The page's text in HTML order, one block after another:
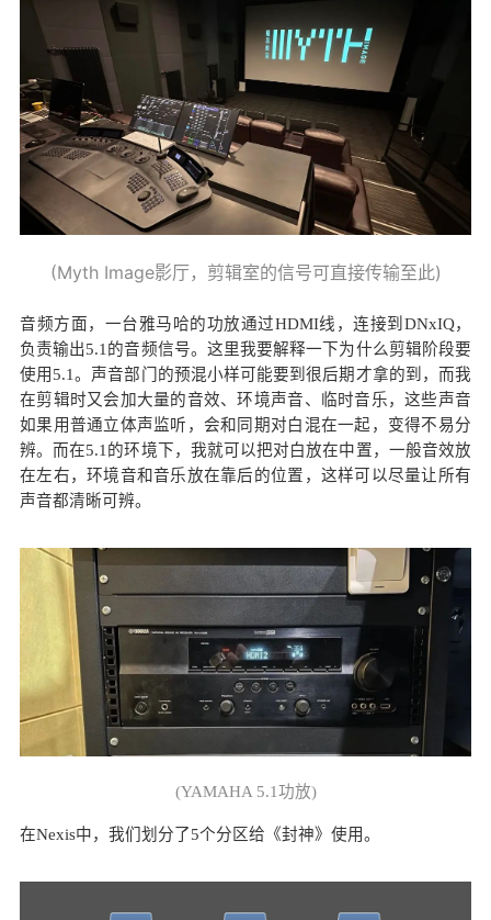
(Myth Image影厅，剪辑室的信号可直接传输至此)
音频方面，一台雅马哈的功放通过HDMI线，连接到DNxIQ，
负责输出5.1的音频信号。这里我要解释一下为什么剪辑阶段要
使用5.1。声音部门的预混小样可能要到很后期才拿的到，而我
在剪辑时又会加大量的音效、环境声音、临时音乐，这些声音
如果用普通立体声监听，会和同期对白混在一起，变得不易分
辨。而在5.1的环境下，我就可以把对白放在中置，一般音效放
在左右，环境音和音乐放在靠后的位置，这样可以尽量让所有
声音都清晰可辨。
(YAMAHA 5.1功放)
在Nexis中，我们划分了5个分区给《封神》使用。